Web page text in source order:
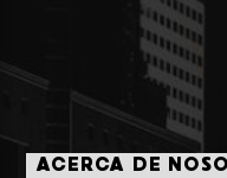
ACERCA DE